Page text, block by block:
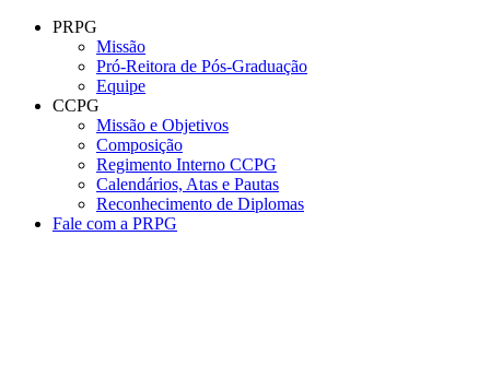
Conteúdo principal
PRPG
Missão
Pró-Reitora de Pós-Graduação
Equipe
CCPG
Missão e Objetivos
Composição
Regimento Interno CCPG
Calendários, Atas e Pautas
Reconhecimento de Diplomas
Fale com a PRPG